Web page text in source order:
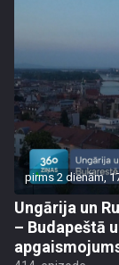
pirms 2 dienām,
Ungārija un
– Budapeštā